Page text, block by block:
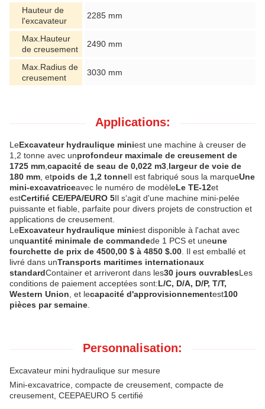
Hauteur de
l'excavateur
2285 mm
Max.Hauteur
de creusement
2490 mm
Max.Radius de
creusement
3030 mm
Applications:
LeExcavateur hydraulique miniest une machine à creuser de
1,2 tonne avec unprofondeur maximale de creusement de
1725 mm capacité de seau de 0,022 m3 largeur de voie de
180 mm , etpoids de 1,2 tonneIl est fabriqué sous la marqueUne
mini-excavatriceavec le numéro de modèleLe TE-12et
estCertifié CE/EPA/EURO 5Il s'agit d'une machine mini-pelée
puissante et fiable, parfaite pour divers projets de construction et
applications de creusement.
LeExcavateur hydraulique miniest disponible à l'achat avec
unquantité minimale de commandede 1 PCS et uneune
fourchette de prix de 4500,00 $ à 4850 $.00 . Il est emballé et
livré dans unTransports maritimes internationaux
standardContainer et arriveront dans les30 jours ouvrablesLes
conditions de paiement acceptées sont:L/C, D/A, D/P, T/T,
Western Union , et lecapacité d'approvisionnementest100
pièces par semaine
Personnalisation:
Excavateur mini hydraulique sur mesure
Mini-excavatrice, compacte de creusement, compacte de
creusement, CEEPAEURO 5 certifié